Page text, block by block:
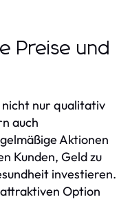
Preise und
nur qualitativ
auch
Aktionen
Kunden, Geld zu
investieren.
Option